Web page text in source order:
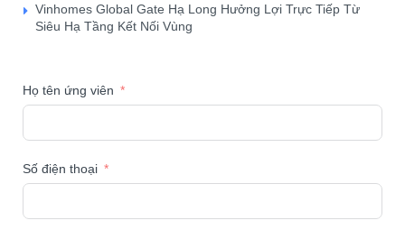
Vinhomes Global Gate Hạ Long Hưởng Lợi Trực Tiếp Từ
Siêu Hạ Tầng Kết Nối Vùng
Họ tên ứng viên
Số điện thoại